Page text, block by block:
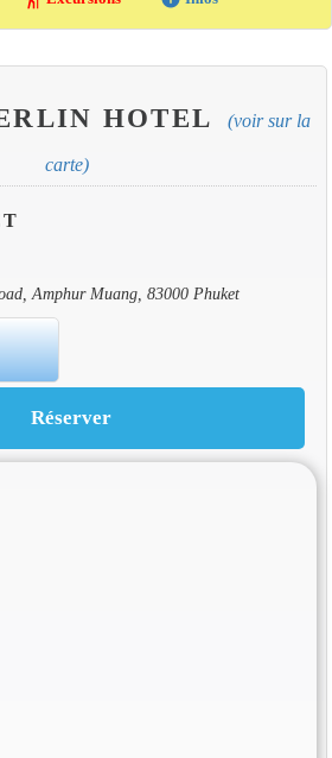
HOTEL (voir sur la
carte)
Amphur Muang, 83000 Phuket